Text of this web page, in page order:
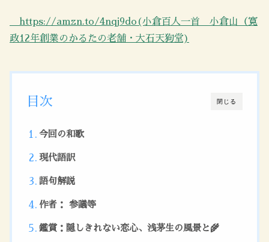
https://amzn.to/4nqj9do(小倉百人一首 小倉山（寛
政12年創業のかるたの老舗・大石天狗堂)
閉じる
目次
今回の和歌
現代語訳
語句解説
作者： 参議等
鑑賞：隠しきれない恋心、浅茅生の風景と🌾